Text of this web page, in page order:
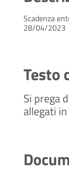
Scadenza
28/04/2023
Testo
Si prega
allegati